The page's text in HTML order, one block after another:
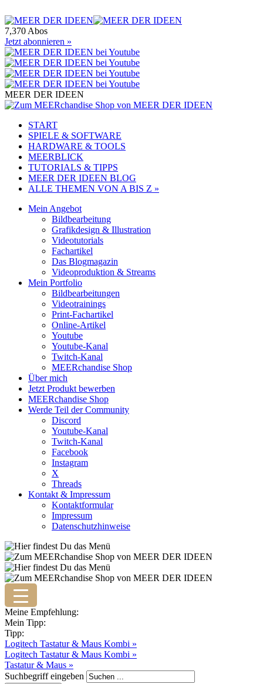
7,370 Abos
Jetzt abonnieren »
MEER DER IDEEN
START
SPIELE & SOFTWARE
HARDWARE & TOOLS
MEERBLICK
TUTORIALS & TIPPS
MEER DER IDEEN BLOG
ALLE THEMEN VON A BIS Z »
Mein Angebot
Bildbearbeitung
Grafikdesign & Illustration
Videotutorials
Fachartikel
Das Blogmagazin
Videoproduktion & Streams
Mein Portfolio
Bildbearbeitungen
Videotrainings
Print-Fachartikel
Online-Artikel
Youtube
Youtube-Kanal
Twitch-Kanal
MEERchandise Shop
Über mich
Jetzt Produkt bewerben
MEERchandise Shop
Werde Teil der Community
Discord
Youtube-Kanal
Twitch-Kanal
Facebook
Instagram
X
Threads
Kontakt & Impressum
Kontaktformular
Impressum
Datenschutzhinweise
Meine Empfehlung:
Mein Tipp:
Tipp:
Logitech Tastatur & Maus Kombi »
Logitech Tastatur & Maus Kombi »
Tastatur & Maus »
Suchbegriff eingeben